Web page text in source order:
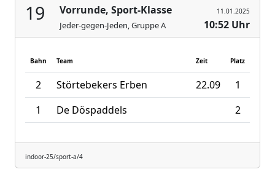
19 Vorrunde, Sport-Klasse
Jeder-gegen-Jeden, Gruppe A
11.01.2025
10:52 Uhr
Bahn Team Zeit Platz
2 Störtebekers Erben 22.09
1
1
De Döspaddels 2
indoor-25/sport-a/4